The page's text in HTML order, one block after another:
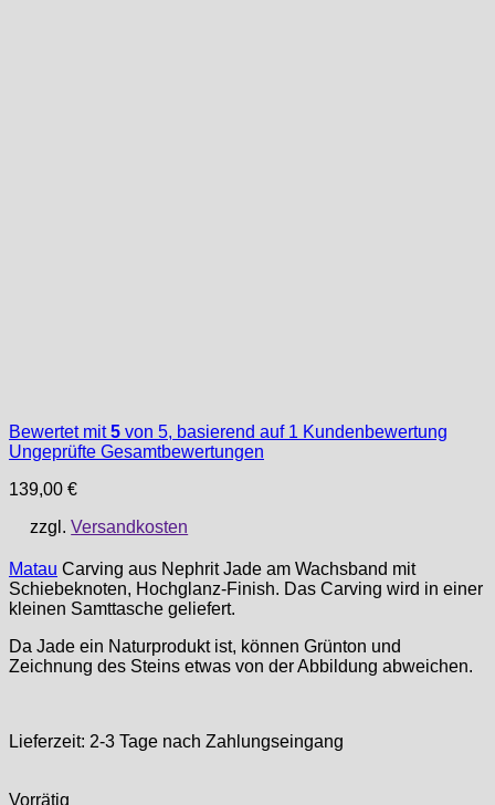
Bewertet mit5 von 5, basierend auf 1 Kundenbewertung
Ungeprüfte Gesamtbewertungen
139,00 €
zzgl.Versandkosten
Matau Carving aus Nephrit Jade am Wachsband mit
Schiebeknoten, Hochglanz-Finish. Das Carving wird in einer
kleinen Samttasche geliefert.
Da Jade ein Naturprodukt ist, können Grünton und
Zeichnung des Steins etwas von der Abbildung abweichen.
Lieferzeit: 2-3 Tage nach Zahlungseingang
Vorrätig